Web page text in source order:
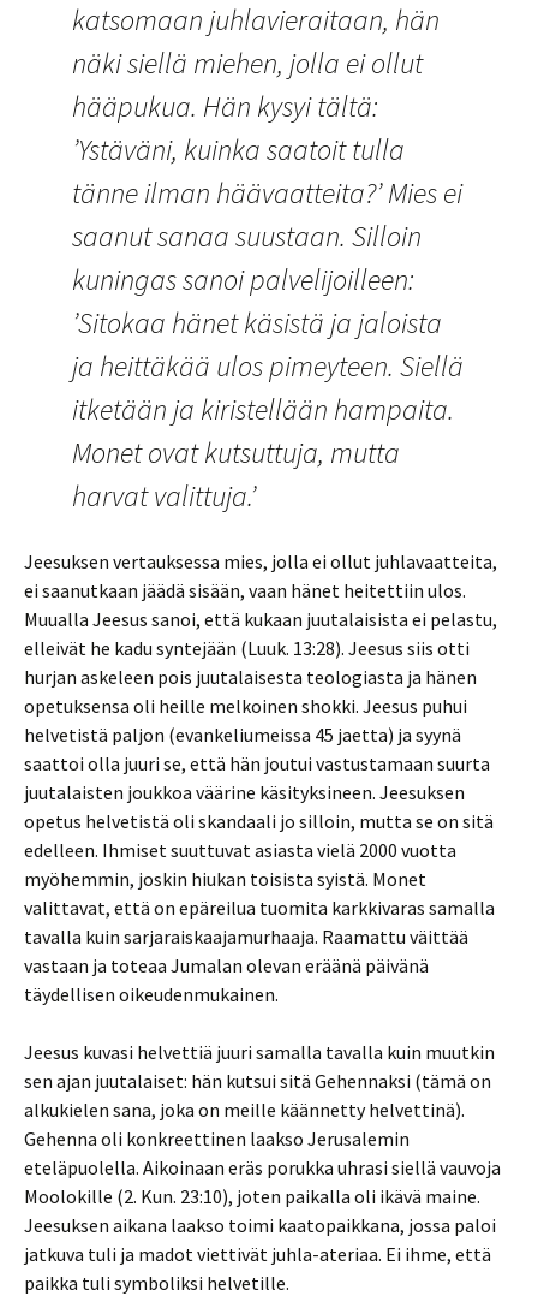
katsomaan juhlavieraitaan, hän
näki siellä miehen, jolla ei ollut
hääpukua. Hän kysyi tältä:
’Ystäväni, kuinka saatoit tulla
tänne ilman häävaatteita?’ Mies ei
saanut sanaa suustaan. Silloin
kuningas sanoi palvelijoilleen:
’Sitokaa hänet käsistä ja jaloista
ja heittäkää ulos pimeyteen. Siellä
itketään ja kiristellään hampaita.
Monet ovat kutsuttuja, mutta
harvat valittuja.’
Jeesuksen vertauksessa mies, jolla ei ollut juhlavaatteita,
ei saanutkaan jäädä sisään, vaan hänet heitettiin ulos.
Muualla Jeesus sanoi, että kukaan juutalaisista ei pelastu,
elleivät he kadu syntejään (Luuk. 13:28). Jeesus siis otti
hurjan askeleen pois juutalaisesta teologiasta ja hänen
opetuksensa oli heille melkoinen shokki. Jeesus puhui
helvetistä paljon (evankeliumeissa 45 jaetta) ja syynä
saattoi olla juuri se, että hän joutui vastustamaan suurta
juutalaisten joukkoa väärine käsityksineen. Jeesuksen
opetus helvetistä oli skandaali jo silloin, mutta se on sitä
edelleen. Ihmiset suuttuvat asiasta vielä 2000 vuotta
myöhemmin, joskin hiukan toisista syistä. Monet
valittavat, että on epäreilua tuomita karkkivaras samalla
tavalla kuin sarjaraiskaajamurhaaja. Raamattu väittää
vastaan ja toteaa Jumalan olevan eräänä päivänä
täydellisen oikeudenmukainen.
Jeesus kuvasi helvettiä juuri samalla tavalla kuin muutkin
sen ajan juutalaiset: hän kutsui sitä Gehennaksi (tämä on
alkukielen sana, joka on meille käännetty helvettinä).
Gehenna oli konkreettinen laakso Jerusalemin
eteläpuolella. Aikoinaan eräs porukka uhrasi siellä vauvoja
Moolokille (2. Kun. 23:10), joten paikalla oli ikävä maine.
Jeesuksen aikana laakso toimi kaatopaikkana, jossa paloi
jatkuva tuli ja madot viettivät juhla-ateriaa. Ei ihme, että
paikka tuli symboliksi helvetille.